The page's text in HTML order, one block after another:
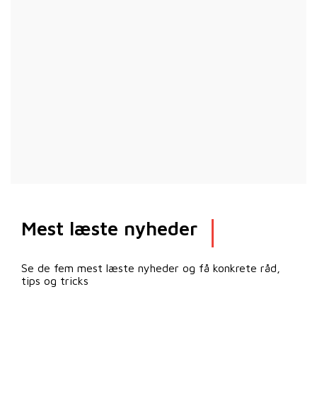
Mest læste nyheder
Se de fem mest læste nyheder og få konkrete råd,
tips og tricks